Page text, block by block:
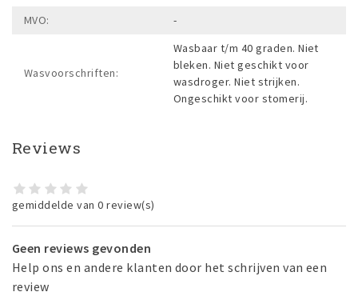
MVO:
-
Wasvoorschriften:
Wasbaar t/m 40 graden. Niet
bleken. Niet geschikt voor
wasdroger. Niet strijken.
Ongeschikt voor stomerij.
Reviews
gemiddelde van 0 review(s)
Geen reviews gevonden
Help ons en andere klanten door het schrijven van een
review